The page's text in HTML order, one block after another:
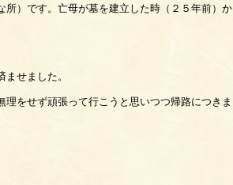
）です。亡母が墓を建立した時（２５年前）か
せました。
をせず頑張って行こうと思いつつ帰路につきま